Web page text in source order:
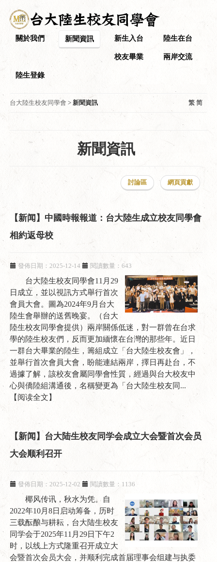
關於我們 新聞資訊 新生入台 陸生在台
校友畢業 兩岸交流
陸生登錄
台大陸生校友同學會 > 新聞資訊 繁 简
新聞資訊
討論區 網頁貢獻
【新闻】中國時報報道：台大陸生成立校友同學會
相約返母校
發佈日期：2025-12-14 閱讀數量：643
台大陸生校友同學會11月29
日成立，並以視訊方式舉行首次
會員大會。圖為2024年9月台大
陸生會舉辦的送舊晚宴。（台大
陸生校友同學會提供）兩岸關係低迷，對一群曾在台求
學的陸生校友們，反而更加緬懷在台灣的那些年。近日
一群台大畢業的陸生，籌組成立「台大陸生校友會」，
並舉行首次會員大會，盼能連結兩岸，擇日再赴台，不
過據了解，該校友會屬同學會性質，經過與台大校友中
心與僑陸組溝通後，名稱變更為「台大陸生校友同...
【阅读全文】
【新闻】台大陆生校友同学会成立大会暨首次会员
大会顺利召开
發佈日期：2025-12-02 閱讀數量：1136
椰风传讯，秋水为凭。自
2022年10月8日启动筹备，历时
三载酝酿与耕耘，台大陆生校友
同学会于2025年11月29日下午2
时，以线上方式隆重召开成立大
会暨首次会员大会，并顺利完成首届理事会组建与执委